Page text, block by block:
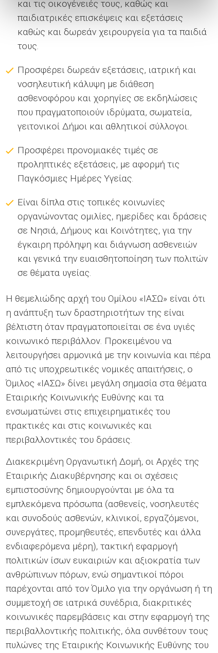
και τις οικογένειές τους, καθώς και
παιδιατρικές επισκέψεις και εξετάσεις
καθώς και δωρεάν χειρουργεία για τα παιδιά
τους.
Προσφέρει δωρεάν εξετάσεις, ιατρική και
νοσηλευτική κάλυψη με διάθεση
ασθενοφόρου και χορηγίες σε εκδηλώσεις
που πραγματοποιούν ιδρύματα, σωματεία,
γειτονικοί Δήμοι και αθλητικοί σύλλογοι.
Προσφέρει προνομιακές τιμές σε
προληπτικές εξετάσεις, με αφορμή τις
Παγκόσμιες Ημέρες Υγείας.
Είναι δίπλα στις τοπικές κοινωνίες
οργανώνοντας ομιλίες, ημερίδες και δράσεις
σε Νησιά, Δήμους και Κοινότητες, για την
έγκαιρη πρόληψη και διάγνωση ασθενειών
και γενικά την ευαισθητοποίηση των πολιτών
σε θέματα υγείας.
Η θεμελιώδης αρχή του Ομίλου «ΙΑΣΩ» είναι ότι
η ανάπτυξη των δραστηριοτήτων της είναι
βέλτιστη όταν πραγματοποιείται σε ένα υγιές
κοινωνικό περιβάλλον. Προκειμένου να
λειτουργήσει αρμονικά με την κοινωνία και πέρα
από τις υποχρεωτικές νομικές απαιτήσεις, ο
Όμιλος «ΙΑΣΩ» δίνει μεγάλη σημασία στα θέματα
Εταιρικής Κοινωνικής Ευθύνης και τα
ενσωματώνει στις επιχειρηματικές του
πρακτικές και στις κοινωνικές και
περιβαλλοντικές του δράσεις.
Διακεκριμένη Οργανωτική Δομή, οι Αρχές της
Εταιρικής Διακυβέρνησης και οι σχέσεις
εμπιστοσύνης δημιουργούνται με όλα τα
εμπλεκόμενα πρόσωπα (ασθενείς, νοσηλευτές
και συνοδούς ασθενών, κλινικοί, εργαζόμενοι,
συνεργάτες, προμηθευτές, επενδυτές και άλλα
ενδιαφερόμενα μέρη), τακτική εφαρμογή
πολιτικών ίσων ευκαιριών και αξιοκρατία των
ανθρώπινων πόρων, ενώ σημαντικοί πόροι
παρέχονται από τον Όμιλο για την οργάνωση ή τη
συμμετοχή σε ιατρικά συνέδρια, διακριτικές
κοινωνικές παρεμβάσεις και στην εφαρμογή της
περιβαλλοντικής πολιτικής, όλα συνθέτουν τους
πυλώνες της Εταιρικής Κοινωνικής Ευθύνης του